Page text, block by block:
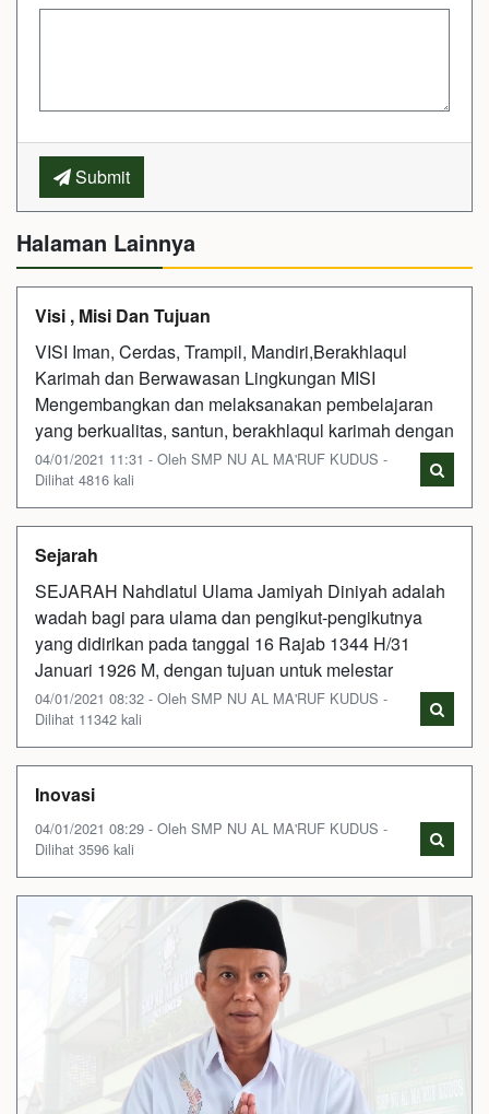
Submit
Halaman Lainnya
Visi , Misi Dan Tujuan
VISI Iman, Cerdas, Trampil, Mandiri,Berakhlaqul
Karimah dan Berwawasan Lingkungan MISI
Mengembangkan dan melaksanakan pembelajaran
yang berkualitas, santun, berakhlaqul karimah dengan
04/01/2021 11:31 - Oleh SMP NU AL MA'RUF KUDUS -
Dilihat 4816 kali
Sejarah
SEJARAH Nahdlatul Ulama Jamiyah Diniyah adalah
wadah bagi para ulama dan pengikut-pengikutnya
yang didirikan pada tanggal 16 Rajab 1344 H/31
Januari 1926 M, dengan tujuan untuk melestar
04/01/2021 08:32 - Oleh SMP NU AL MA'RUF KUDUS -
Dilihat 11342 kali
Inovasi
04/01/2021 08:29 - Oleh SMP NU AL MA'RUF KUDUS -
Dilihat 3596 kali